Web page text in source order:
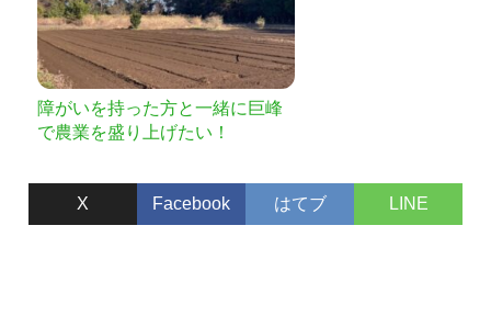
障がいを持った方と一緒に巨峰
で農業を盛り上げたい！
X Facebook はてブ LINE